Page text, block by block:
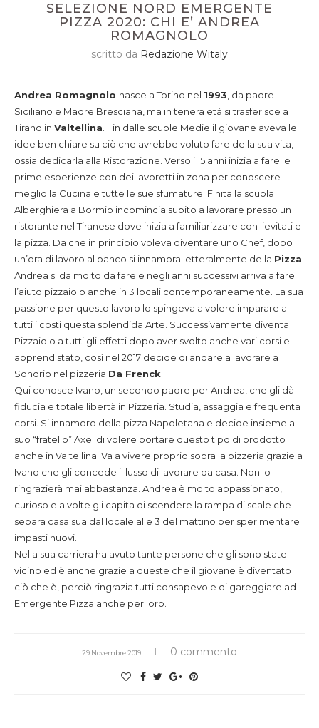
SELEZIONE NORD EMERGENTE
PIZZA 2020: CHI E’ ANDREA
ROMAGNOLO
scritto da Redazione Witaly
Andrea Romagnolo nasce a Torino nel 1993, da padre
Siciliano e Madre Bresciana, ma in tenera etá si trasferisce a
Tirano in Valtellina. Fin dalle scuole Medie il giovane aveva le
idee ben chiare su ciò che avrebbe voluto fare della sua vita,
ossia dedicarla alla Ristorazione. Verso i 15 anni inizia a fare le
prime esperienze con dei lavoretti in zona per conoscere
meglio la Cucina e tutte le sue sfumature. Finita la scuola
Alberghiera a Bormio incomincia subito a lavorare presso un
ristorante nel Tiranese dove inizia a familiarizzare con lievitati e
la pizza. Da che in principio voleva diventare uno Chef, dopo
un’ora di lavoro al banco si innamora letteralmente della Pizza.
Andrea si da molto da fare e negli anni successivi arriva a fare
l’aiuto pizzaiolo anche in 3 locali contemporaneamente. La sua
passione per questo lavoro lo spingeva a volere imparare a
tutti i costi questa splendida Arte. Successivamente diventa
Pizzaiolo a tutti gli effetti dopo aver svolto anche vari corsi e
apprendistato, così nel 2017 decide di andare a lavorare a
Sondrio nel pizzeria Da Frenck.
Qui conosce Ivano, un secondo padre per Andrea, che gli dà
fiducia e totale libertà in Pizzeria. Studia, assaggia e frequenta
corsi. Si innamoro della pizza Napoletana e decide insieme a
suo “fratello” Axel di volere portare questo tipo di prodotto
anche in Valtellina. Va a vivere proprio sopra la pizzeria grazie a
Ivano che gli concede il lusso di lavorare da casa. Non lo
ringrazierà mai abbastanza. Andrea è molto appassionato,
curioso e a volte gli capita di scendere la rampa di scale che
separa casa sua dal locale alle 3 del mattino per sperimentare
impasti nuovi.
Nella sua carriera ha avuto tante persone che gli sono state
vicino ed è anche grazie a queste che il giovane è diventato
ciò che è, perciò ringrazia tutti consapevole di gareggiare ad
Emergente Pizza anche per loro.
29 Novembre 2019 0 commento